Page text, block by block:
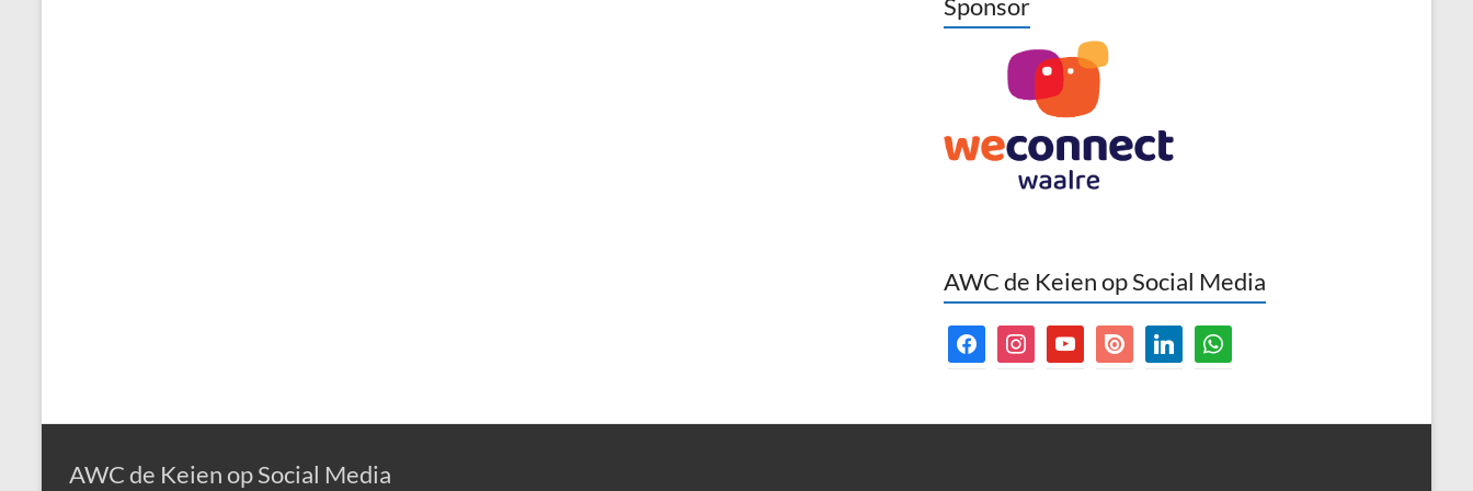
AWC de Keien op Social Media
facebookinstagramyoutubeissuu linkedinwhatsapp
AWC de Keien op Social Media